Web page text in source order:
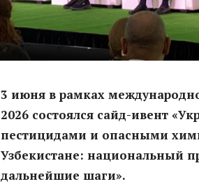
3 июня в рамках
2026 состоялся сайд-ивент
пестицидами и опасными
Узбекистане: национальный
дальнейшие шаги».